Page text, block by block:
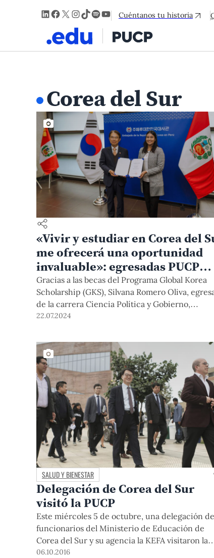
LinkedIn
Facebook
X Instagram
TikTok
Spotify
YouTube
Cuéntanos tu historia
Corea del Sur
«Vivir y estudiar en Corea del
me ofrecerá una oportunidad
invaluable»: egresadas PUCP
ganaron becas del Programa
Global Korea Scholarship para
hacer sus maestrías
Gracias a las becas del Programa Global Korea
Scholarship (GKS), Silvana Romero Oliva,
de la carrera Ciencia Política y Gobierno,
estudiará la Maestría en Innovación (Master of
Asimismo, María Rojas Ramos, egresada de
Psicología, realizará estudios en Tecnología
Educativa en Dongguk University.
22.07.2024
SALUD Y BIENESTAR
Delegación de Corea del Sur
visitó la PUCP
Este miércoles 5 de octubre, una delegación de
funcionarios del Ministerio de Educación de
Corea del Sur y su agencia la KEFA visitaron la
Universidad para conocer el campus y los
06.10.2016